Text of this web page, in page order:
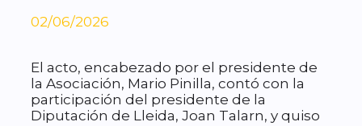
02/06/2026
El acto, encabezado por el presidente de
la Asociación, Mario Pinilla, contó con la
participación del presidente de la
Diputación de Lleida, Joan Talarn, y quiso